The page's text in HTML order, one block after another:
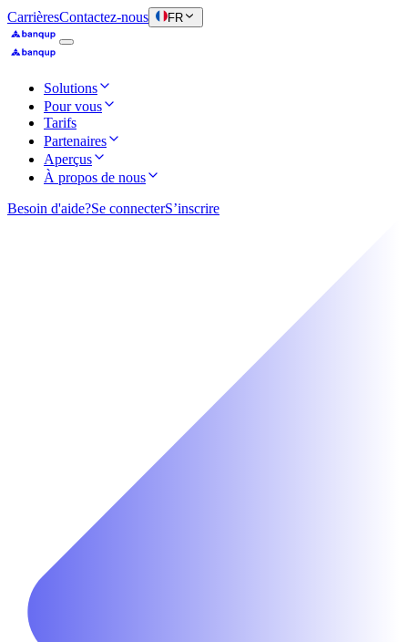
CarrièresContactez-nous FR
Solutions
Pour vous
Tarifs
Partenaires
Aperçus
À propos de nous
Besoin d'aide?Se connecterS’inscrire